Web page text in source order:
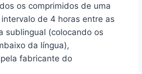
os comprimidos de uma
de 4 horas entre as
sublingual (colocando os
da língua),
fabricante do